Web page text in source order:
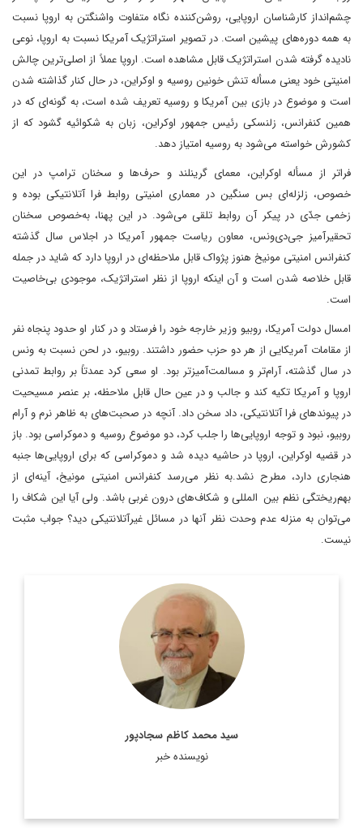
چشم‌انداز کارشناسان اروپایی، روشن‌کننده نگاه متفاوت واشنگتن به اروپا نسبت
به همه دوره‌های پیشین است. در تصویر استراتژیک آمریکا نسبت به اروپا، نوعی
نادیده گرفته شدن استراتژیک قابل مشاهده است. اروپا عملاً از اصلی‌ترین چالش
امنیتی خود یعنی مسأله تنش خونین روسیه و اوکراین، در حال کنار گذاشته شدن
است و موضوع در بازی بین آمریکا و روسیه تعریف شده است، به گونه‌ای که در
همین کنفرانس، زلنسکی رئیس جمهور اوکراین، زبان به شکوائیه گشود که از
کشورش خواسته می‌شود به روسیه امتیاز دهد.
فراتر از مسأله اوکراین، معمای گرینلند و حرف‌ها و سخنان ترامپ در این
خصوص، زلزله‌ای بس سنگین در معماری امنیتی روابط فرا آتلانتیکی بوده و
زخمی جدّی در پیکر آن روابط تلقی می‌شود. در این پهنا، به‌خصوص سخنان
تحقیرآمیز جی‌دی‌ونس، معاون ریاست جمهور آمریکا در اجلاس سال گذشته
کنفرانس امنیتی مونیخ هنوز پژواک قابل ملاحظه‌ای در اروپا دارد که شاید در جمله
قابل خلاصه شدن است و آن اینکه اروپا از نظر استراتژیک، موجودی بی‌خاصیت
است.
امسال دولت آمریکا، روبیو وزیر خارجه خود را فرستاد و در کنار او حدود پنجاه نفر
از مقامات آمریکایی از هر دو حزب حضور داشتند. روبیو، در لحن نسبت به ونس
در سال گذشته، آرام‌تر و مسالمت‌آمیزتر بود. او سعی کرد عمدتاً بر روابط تمدنی
اروپا و آمریکا تکیه کند و جالب و در عین حال قابل ملاحظه، بر عنصر مسیحیت
در پیوندهای فرا آتلانتیکی، داد سخن داد. آنچه در صحبت‌های به ظاهر نرم و آرام
روبیو، نبود و توجه اروپایی‌ها را جلب کرد، دو موضوع روسیه و دموکراسی بود. باز
در قضیه اوکراین، اروپا در حاشیه دیده شد و دموکراسی که برای اروپایی‌ها جنبه
هنجاری دارد، مطرح نشد.به نظر می‌رسد کنفرانس امنیتی مونیخ، آینه‌ای از
بهم‌ریختگی نظم بین المللی و شکاف‌های درون غربی باشد. ولی آیا این شکاف را
می‌توان به منزله عدم وحدت نظر آنها در مسائل غیرآتلانتیکی دید؟ جواب مثبت
نیست.
سید محمد کاظم سجادپور
نویسنده خبر
رئیس پیشین مرکز مطالعات سیاسی و بین‌المللی وزارت امور
خارجه، دیپلمات ایرانی، استاد تمام در رشته روابط بین‌الملل و عضو
هیئت علمی دانشکده روابط بین‌الملل وزارت امور خارجه است.
اطلاعات بیشتر